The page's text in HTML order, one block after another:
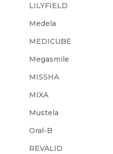
LILYFIELD
Medela
MEDICUBE
Megasmile
MISSHA
MIXA
Mustela
Oral-B
REVALID